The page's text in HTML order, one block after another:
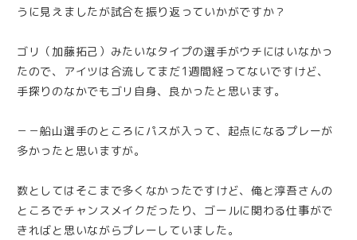
うに見えましたが試合を振り返っていかがですか？
ゴリ（加藤拓己）みたいなタイプの選手がウチにはいなかっ
たので、アイツは合流してまだ1週間経ってないですけど、
手探りのなかでもゴリ自身、良かったと思います。
－－船山選手のところにパスが入って、起点になるプレーが
多かったと思いますが。
数としてはそこまで多くなかったですけど、俺と淳吾さんの
ところでチャンスメイクだったり、ゴールに関わる仕事がで
きればと思いながらプレーしていました。